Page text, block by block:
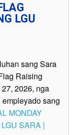
LGU
sang Sara
Raising
2026, nga
sang
MONDAY
SARA |